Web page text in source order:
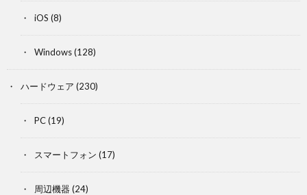
iOS (8)
Windows(128)
ハードウェア (230)
PC(19)
スマートフォン (17)
周辺機器 (24)